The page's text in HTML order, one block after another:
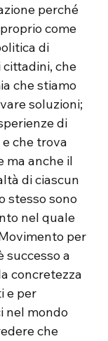
perché
come
di
che
che stiamo
soluzioni;
di
che trova
ma anche il
di ciascun
stesso sono
nel quale
per
successo a
concretezza
e per
nel mondo
che